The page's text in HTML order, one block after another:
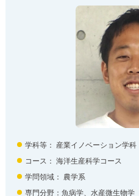
学科等： 産業イノベーション学科
コース： 海洋生産科学コース
学問領域： 農学系
専門分野：魚病学、水産微生物学